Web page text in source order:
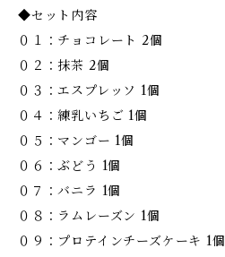
◆セット内容
０１：チョコレート 2個
０２：抹茶 2個
０３：エスプレッソ 1個
０４：練乳いちご 1個
０５：マンゴー 1個
０６：ぶどう 1個
０７：バニラ 1個
０８：ラムレーズン 1個
０９：プロテインチーズケーキ 1個